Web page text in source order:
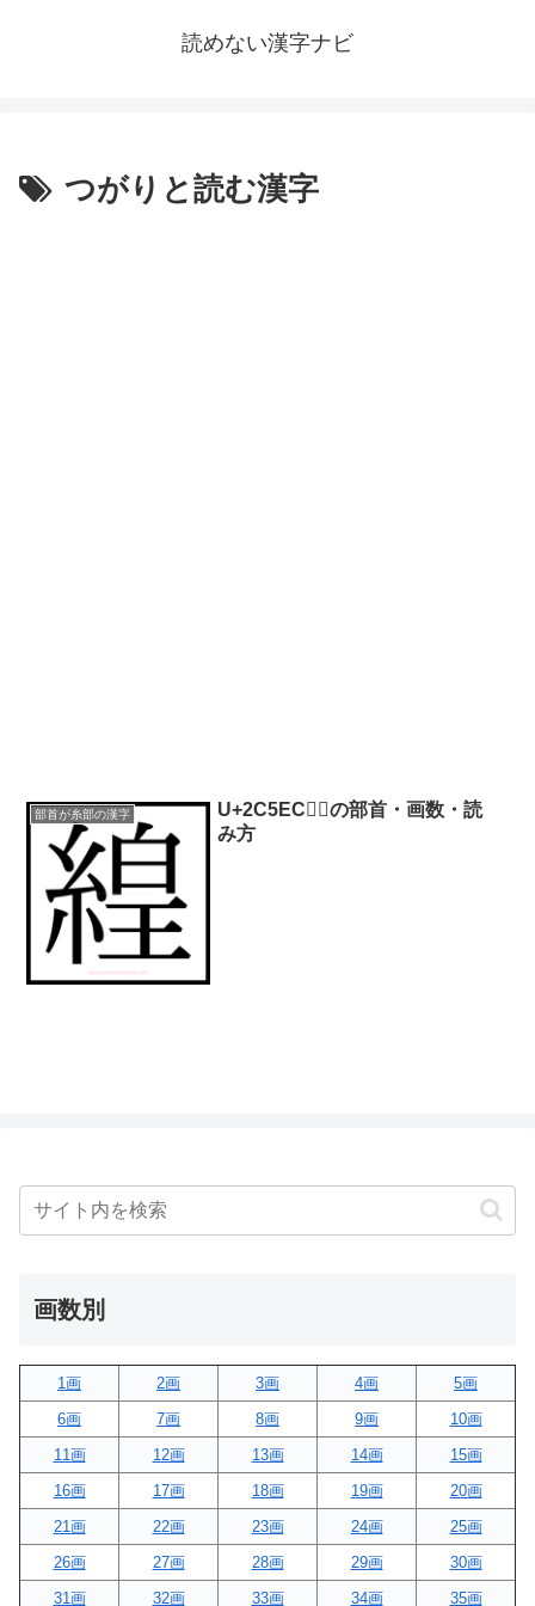
読めない漢字ナビ
つがりと読む漢字
部首が糸部の漢字
U+2C5EC｜𬗬の部首・画数・読
み方
画数別
1画 2画 3画 4画
5画
6画
7画 8画 9画
10画
11画
12画 13画 14画
15画
16画
17画 18画 19画
20画
21画
22画 23画 24画
25画
26画
27画 28画 29画
30画
31画
32画 33画 34画 35画